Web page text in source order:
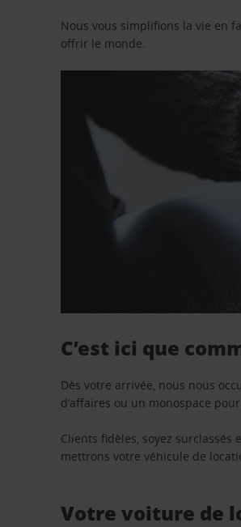
Nous vous simplifions la vie en
offrir le monde.
C’est ici que
Dès votre arrivée, nous nous
d’affaires ou un monospace
Clients fidèles, soyez
mettrons votre véhicule de
Votre voiture de